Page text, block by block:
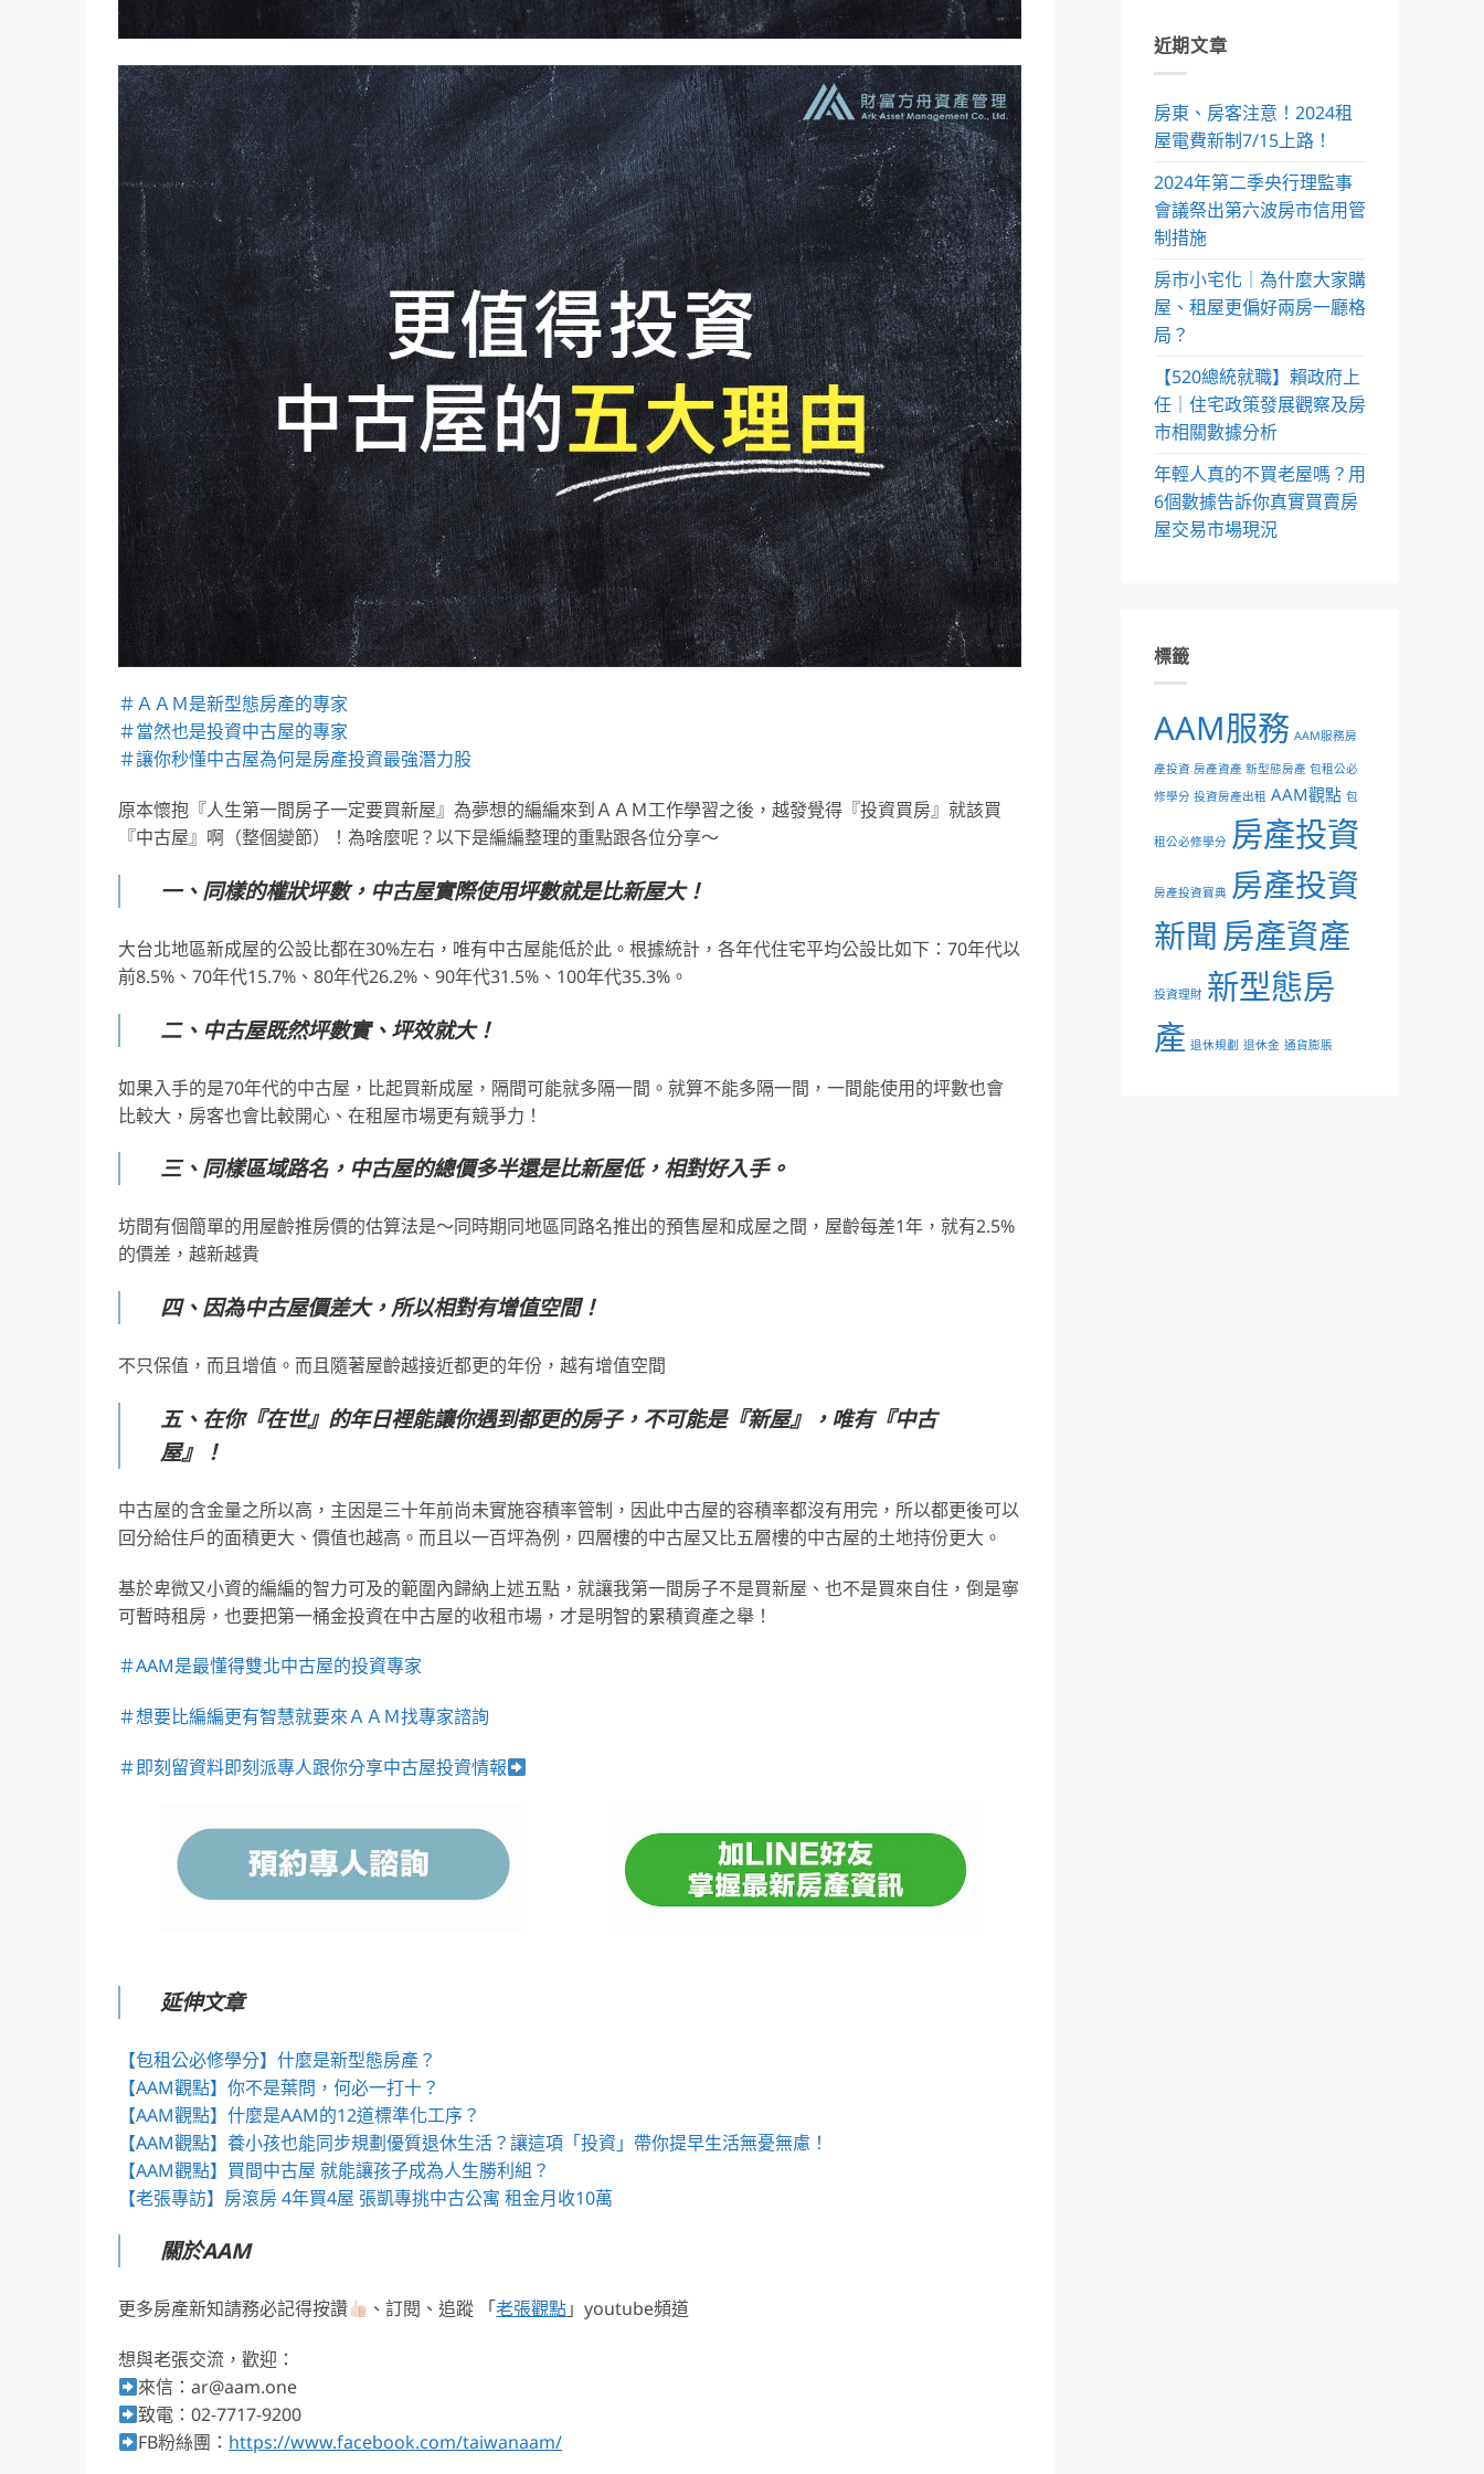
＃ＡＡＭ是新型態房產的專家
＃當然也是投資中古屋的專家
＃讓你秒懂中古屋為何是房產投資最強潛力股
原本懷抱『人生第一間房子一定要買新屋』為夢想的編編來到ＡＡＭ工作學習之後，越發覺得『投資買房』就該買
『中古屋』啊（整個變節）！為啥麼呢？以下是編編整理的重點跟各位分享～
一、同樣的權狀坪數，中古屋實際使用坪數就是比新屋大！
大台北地區新成屋的公設比都在30%左右，唯有中古屋能低於此。根據統計，各年代住宅平均公設比如下：70年代以
前8.5%、70年代15.7%、80年代26.2%、90年代31.5%、100年代35.3%。
二、中古屋既然坪數實、坪效就大！
如果入手的是70年代的中古屋，比起買新成屋，隔間可能就多隔一間。就算不能多隔一間，一間能使用的坪數也會
比較大，房客也會比較開心、在租屋市場更有競爭力！
三、同樣區域路名，中古屋的總價多半還是比新屋低，相對好入手。
坊間有個簡單的用屋齡推房價的估算法是～同時期同地區同路名推出的預售屋和成屋之間，屋齡每差1年，就有2.5%
的價差，越新越貴
四、因為中古屋價差大，所以相對有增值空間！
不只保值，而且增值。而且隨著屋齡越接近都更的年份，越有增值空間
五、在你『在世』的年日裡能讓你遇到都更的房子，不可能是『新屋』，唯有『中古
屋』！
中古屋的含金量之所以高，主因是三十年前尚未實施容積率管制，因此中古屋的容積率都沒有用完，所以都更後可以
回分給住戶的面積更大、價值也越高。而且以一百坪為例，四層樓的中古屋又比五層樓的中古屋的土地持份更大。
基於卑微又小資的編編的智力可及的範圍內歸納上述五點，就讓我第一間房子不是買新屋、也不是買來自住，倒是寧
可暫時租房，也要把第一桶金投資在中古屋的收租市場，才是明智的累積資產之舉！
＃AAM是最懂得雙北中古屋的投資專家
＃想要比編編更有智慧就要來ＡＡＭ找專家諮詢
＃即刻留資料即刻派專人跟你分享中古屋投資情報
延伸文章
【包租公必修學分】什麼是新型態房產？
【AAM觀點】你不是葉問，何必一打十？
【AAM觀點】什麼是AAM的12道標準化工序？
【AAM觀點】養小孩也能同步規劃優質退休生活？讓這項「投資」帶你提早生活無憂無慮！
【AAM觀點】 買間中古屋 就能讓孩子成為人生勝利組？
【老張專訪】房滾房 4年買4屋 張凱專挑中古公寓 租金月收10萬
關於AAM
更多房產新知請務必記得按讚 、訂閱、追蹤 「老張觀點」youtube頻道
想與老張交流，歡迎：
來信：ar@aam.one
致電：02-7717-9200
FB粉絲團： https://www.facebook.com/taiwanaam/
近期文章
房東、房客注意！2024租
屋電費新制7/15上路！
2024年第二季央行理監事
會議祭出第六波房市信用管
制措施
房市小宅化｜為什麼大家購
屋、租屋更偏好兩房一廳格
局？
【520總統就職】賴政府上
任｜住宅政策發展觀察及房
市相關數據分析
年輕人真的不買老屋嗎？用
6個數據告訴你真實買賣房
屋交易市場現況
標籤
AAM服務 AAM服務房
產投資 房產資產 新型態房產 包租公必
修學分 投資房產出租 AAM觀點 包
租公必修學分 房產投資
房產投資寶典 房產投資
新聞房產資產
投資理財 新型態房
產 退休規劃 退休金 通貨膨脹